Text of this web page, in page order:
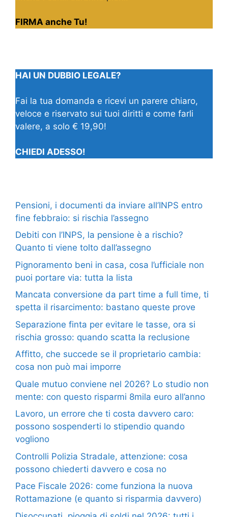
FIRMA anche Tu!
HAI UN DUBBIO LEGALE?
Fai la tua domanda e ricevi un parere chiaro,
veloce e riservato sui tuoi diritti e come farli
valere, a solo € 19,90!
CHIEDI ADESSO!
Pensioni, i documenti da inviare all’INPS entro
fine febbraio: si rischia l’assegno
Debiti con l’INPS, la pensione è a rischio?
Quanto ti viene tolto dall’assegno
Pignoramento beni in casa, cosa l’ufficiale non
puoi portare via: tutta la lista
Mancata conversione da part time a full time, ti
spetta il risarcimento: bastano queste prove
Separazione finta per evitare le tasse, ora si
rischia grosso: quando scatta la reclusione
Affitto, che succede se il proprietario cambia:
cosa non può mai imporre
Quale mutuo conviene nel 2026? Lo studio non
mente: con questo risparmi 8mila euro all’anno
Lavoro, un errore che ti costa davvero caro:
possono sospenderti lo stipendio quando
vogliono
Controlli Polizia Stradale, attenzione: cosa
possono chiederti davvero e cosa no
Pace Fiscale 2026: come funziona la nuova
Rottamazione (e quanto si risparmia davvero)